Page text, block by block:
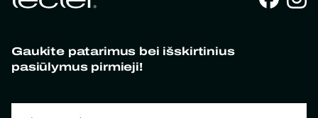
Gaukite patarimus bei išskirtinius
pasiūlymus pirmieji!